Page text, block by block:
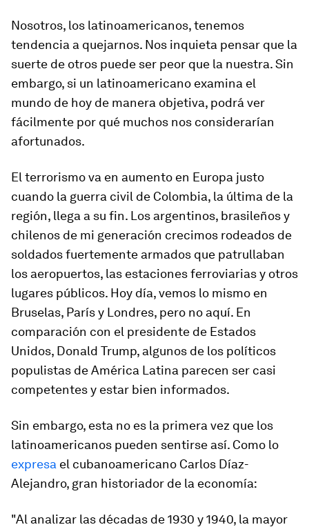
Nosotros, los latinoamericanos, tenemos
tendencia a quejarnos. Nos inquieta pensar que la
suerte de otros puede ser peor que la nuestra. Sin
embargo, si un latinoamericano examina el
mundo de hoy de manera objetiva, podrá ver
fácilmente por qué muchos nos considerarían
afortunados.
El terrorismo va en aumento en Europa justo
cuando la guerra civil de Colombia, la última de la
región, llega a su fin. Los argentinos, brasileños y
chilenos de mi generación crecimos rodeados de
soldados fuertemente armados que patrullaban
los aeropuertos, las estaciones ferroviarias y otros
lugares públicos. Hoy día, vemos lo mismo en
Bruselas, París y Londres, pero no aquí. En
comparación con el presidente de Estados
Unidos, Donald Trump, algunos de los políticos
populistas de América Latina parecen ser casi
competentes y estar bien informados.
Sin embargo, esta no es la primera vez que los
latinoamericanos pueden sentirse así. Como lo
expresa el cubanoamericano Carlos Díaz-
Alejandro, gran historiador de la economía:
"Al analizar las décadas de 1930 y 1940, la mayor